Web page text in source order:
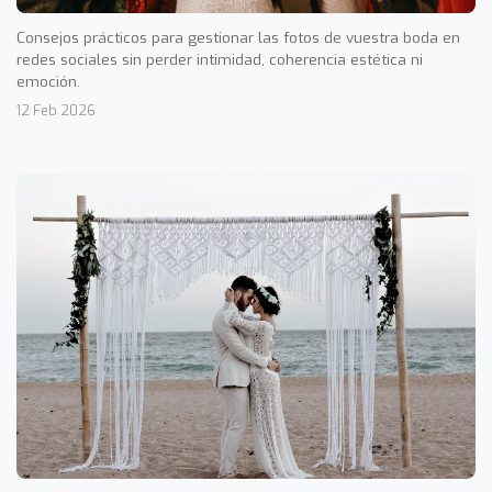
Consejos prácticos para gestionar las fotos de vuestra boda en
redes sociales sin perder intimidad, coherencia estética ni
emoción.
12 Feb 2026